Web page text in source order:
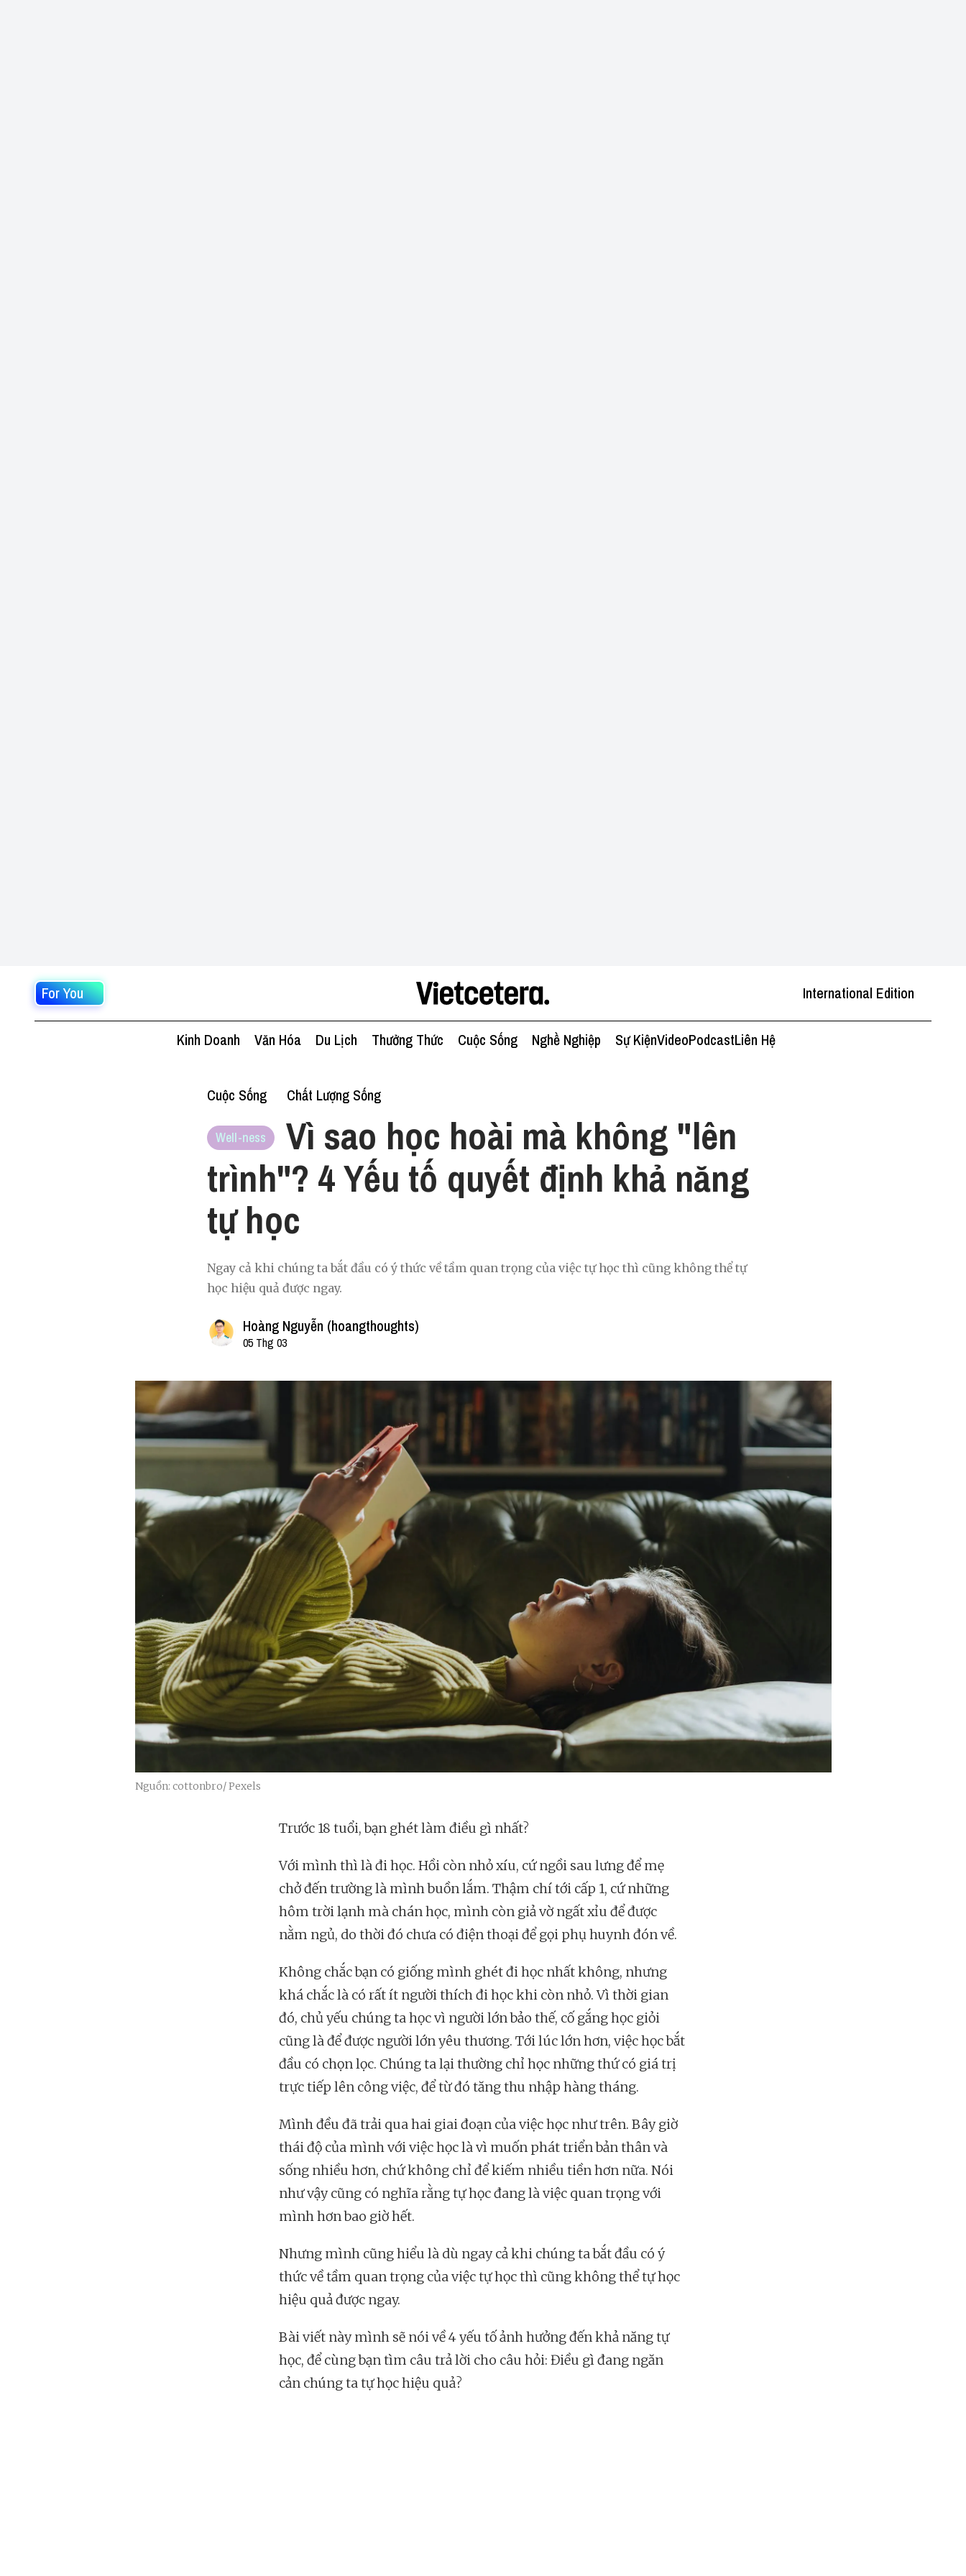
For You International Edition
Kinh Doanh Văn Hóa Du Lịch Thưởng Thức Cuộc Sống Nghề Nghiệp Sự KiệnVideoPodcastLiên Hệ
Cuộc Sống Chất Lượng Sống
Well-ness
Vì sao học hoài mà không "lên
trình"? 4 Yếu tố quyết định khả năng
tự học
Ngay cả khi chúng ta bắt đầu có ý thức về tầm quan trọng của việc tự học thì cũng không thể tự
học hiệu quả được ngay.
Hoàng Nguyễn (hoangthoughts)
05 Thg 03
Nguồn: cottonbro/ Pexels
Trước 18 tuổi, bạn ghét làm điều gì nhất?
Với mình thì là đi học. Hồi còn nhỏ xíu, cứ ngồi sau lưng để mẹ
chở đến trường là mình buồn lắm. Thậm chí tới cấp 1, cứ những
hôm trời lạnh mà chán học, mình còn giả vờ ngất xỉu để được
nằm ngủ, do thời đó chưa có điện thoại để gọi phụ huynh đón về.
Không chắc bạn có giống mình ghét đi học nhất không, nhưng
khá chắc là có rất ít người thích đi học khi còn nhỏ. Vì thời gian
đó, chủ yếu chúng ta học vì người lớn bảo thế, cố gắng học giỏi
cũng là để được người lớn yêu thương. Tới lúc lớn hơn, việc học bắt
đầu có chọn lọc. Chúng ta lại thường chỉ học những thứ có giá trị
trực tiếp lên công việc, để từ đó tăng thu nhập hàng tháng.
Mình đều đã trải qua hai giai đoạn của việc học như trên. Bây giờ
thái độ của mình với việc học là vì muốn phát triển bản thân và
sống nhiều hơn, chứ không chỉ để kiếm nhiều tiền hơn nữa. Nói
như vậy cũng có nghĩa rằng tự học đang là việc quan trọng với
mình hơn bao giờ hết.
Nhưng mình cũng hiểu là dù ngay cả khi chúng ta bắt đầu có ý
thức về tầm quan trọng của việc tự học thì cũng không thể tự học
hiệu quả được ngay.
Bài viết này mình sẽ nói về 4 yếu tố ảnh hưởng đến khả năng tự
học, để cùng bạn tìm câu trả lời cho câu hỏi: Điều gì đang ngăn
cản chúng ta tự học hiệu quả?